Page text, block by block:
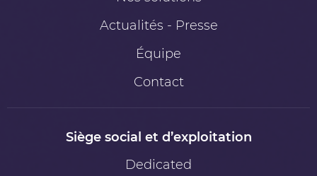
Actualités - Presse
Équipe
Contact
Siège social et d’exploitation
Dedicated